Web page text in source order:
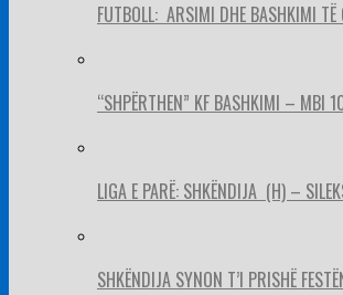
FUTBOLL: ARSIMI DHE BASHKIMI TË
“SHPËRTHEN” KF BASHKIMI – MBI
LIGA E PARË: SHKËNDIJA (H) –
SHKËNDIJA SYNON T’I PRISHË